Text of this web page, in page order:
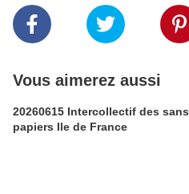
Vous aimerez aussi
20260615 Intercollectif des sans
papiers Ile de France